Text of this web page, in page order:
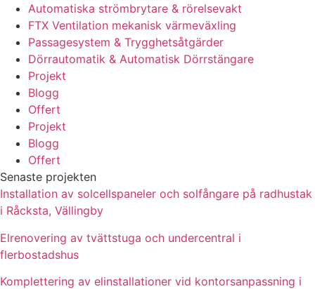
Automatiska strömbrytare & rörelsevakt
FTX Ventilation mekanisk värmeväxling
Passagesystem & Trygghetsåtgärder
Dörrautomatik & Automatisk Dörrstängare
Projekt
Blogg
Offert
Projekt
Blogg
Offert
Senaste projekten
Installation av solcellspaneler och solfångare på radhustak
i Råcksta, Vällingby
Elrenovering av tvättstuga och undercentral i
flerbostadshus
Komplettering av elinstallationer vid kontorsanpassning i